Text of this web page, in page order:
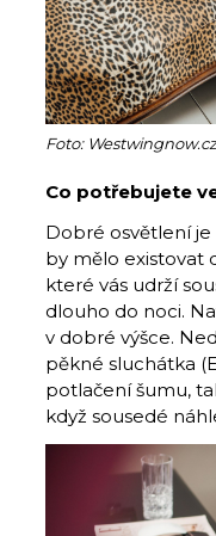
Foto:
Co potřebujete
Dobré osvětlení
by mělo existovat
které vás udrží
dlouho do noci.
v dobré výšce.
pěkné sluchátka
potlačení šumu,
když sousedé